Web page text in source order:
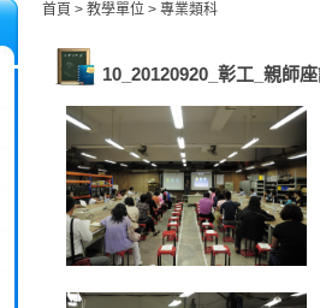
首頁 > 教學單位 > 專業類科
10_20120920_彰工_親師